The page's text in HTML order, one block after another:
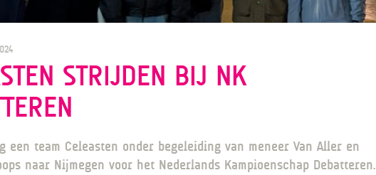
STRIJDEN BIJ NK
een team Celeasten onder begeleiding van meneer Van Aller en
naar Nijmegen voor het Nederlands Kampioenschap Debatteren.